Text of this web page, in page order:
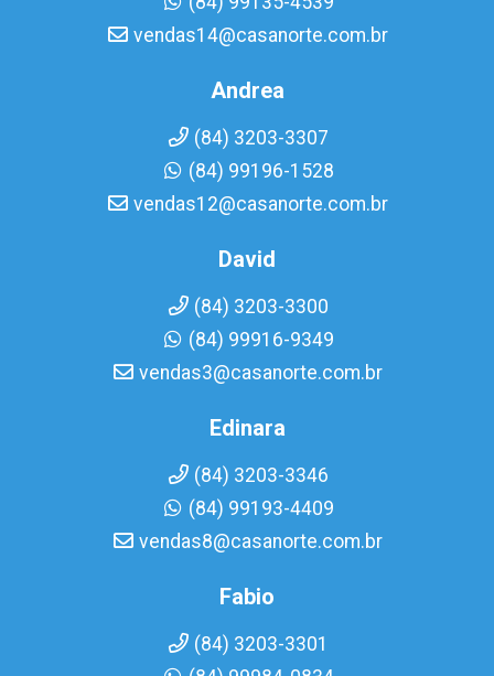
vendas14@casanorte.com.br
Andrea
(84) 3203-3307
(84) 99196-1528
vendas12@casanorte.com.br
David
(84) 3203-3300
(84) 99916-9349
vendas3@casanorte.com.br
Edinara
(84) 3203-3346
(84) 99193-4409
vendas8@casanorte.com.br
Fabio
(84) 3203-3301